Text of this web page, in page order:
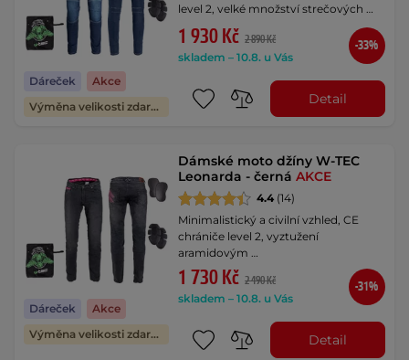
Dáreček
Akce
Výměna velikosti zdarma
level 2, velké množství strečových …
1 930 Kč 2 890 Kč
skladem – 10.8. u Vás
-33%
Detail
Dáreček
Akce
Výměna velikosti zdarma
Dámské moto džíny W-TEC
Leonarda - černáAKCE
4.4 (14)
Minimalistický a civilní vzhled, CE
chrániče level 2, vyztužení
aramidovým …
1 730 Kč 2 490 Kč
skladem – 10.8. u Vás
-31%
Detail